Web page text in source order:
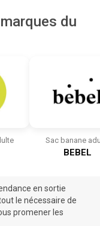
du
Sac banane
BEBEL
en sortie
le nécessaire de
promener les